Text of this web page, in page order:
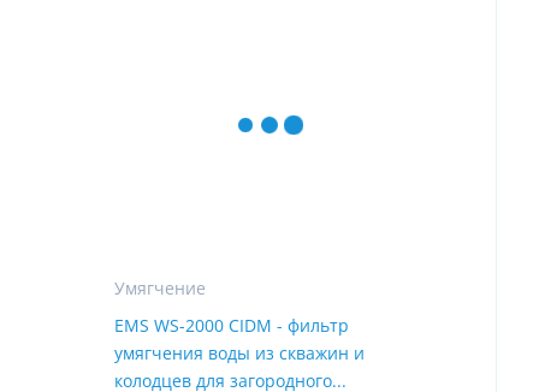
Умягчение
EMS WS-2000 CIDM - фильтр
умягчения воды из скважин и
колодцев для загородного...